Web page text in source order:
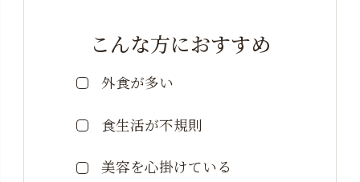
こんな方におすすめ
外食が多い
食生活が不規則
美容を心掛けている